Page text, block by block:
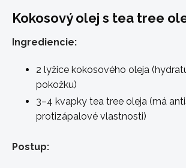
Kokosový olej s tea tree
Ingrediencie:
2 lyžice kokosového oleja
pokožku)
3–4 kvapky tea tree oleja (má
protizápalové vlastnosti)
Postup: